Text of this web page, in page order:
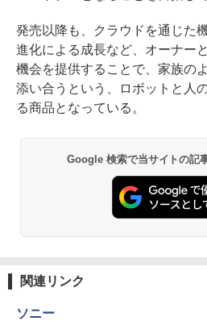
発売以降も、クラウドを通じた
進化による成長など、オーナー
機会を提供することで、家族の
添い合うという、ロボットと人
る商品となっている。
Google 検索で当サイトの記
関連リンク
ソニー